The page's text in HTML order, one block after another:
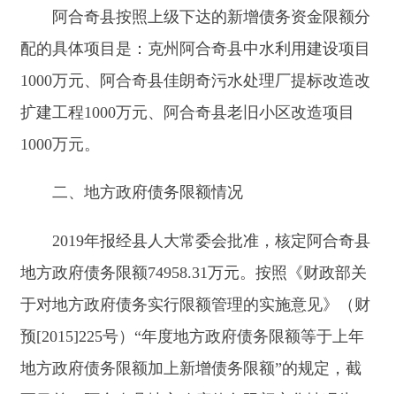
预[2015]225号）“年度地方政府债务限额等于上年
地方政府债务限额加上新增债务限额”的规定，截
至目前，阿合奇县地方政府债务限额变化情况为
83458.31万元，其中：一般债务限额增加2500万
元、专项债务限额增加3000万元。
七条“（一）需要增加或者减少预算总支出的，需
调整预算”的规定，阿合奇县人民政府编制了
阿合
奇县2020年预算调整方案。
2020年9月，经十六届人大常委会第42次会议
审议通过，批准《关于2020年上半年阿合奇县财政